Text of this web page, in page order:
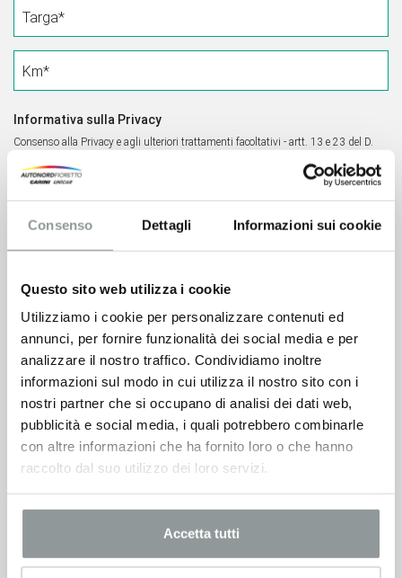
Consenso Dettagli Informazioni sui cookie
Questo sito web utilizza i cookie
Utilizziamo i cookie per personalizzare contenuti ed
annunci, per fornire funzionalità dei social media e per
analizzare il nostro traffico. Condividiamo inoltre
informazioni sul modo in cui utilizza il nostro sito con i
nostri partner che si occupano di analisi dei dati web,
pubblicità e social media, i quali potrebbero combinarle
con altre informazioni che ha fornito loro o che hanno
raccolto dal suo utilizzo dei loro servizi.
Accetta tutti
Targa*
Km*
Informativa sulla Privacy
Consenso alla Privacy e agli ulteriori trattamenti facoltativi - artt. 13 e 23 del D.
Letta e compresa l’
Finalità di marketing
Acconsento Non acconsento
le eventuali finalità ulteriori per cui ho espresso lo specifico consenso.
VAI AL PROSSIMO STEP